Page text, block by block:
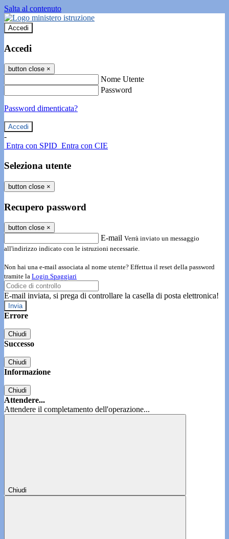
Salta al contenuto
Accedi
Accedi
button close ×
Nome Utente
Password
Password dimenticata?
-
Entra con SPID Entra con CIE
Seleziona utente
button close ×
Recupero password
button close ×
E-mail Verrà inviato un messaggio
all'indirizzo indicato con le istruzioni necessarie.
Non hai una e-mail associata al nome utente? Effettua il reset della password
tramite la Login Spaggiari
E-mail inviata, si prega di controllare la casella di posta elettronica!
Errore
Chiudi
Successo
Chiudi
Informazione
Chiudi
Attendere...
Attendere il completamento dell'operazione...
Chiudi